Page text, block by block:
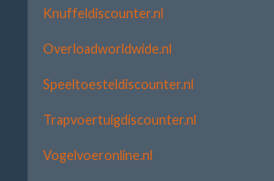
Knuffeldiscounter.nl
Overloadworldwide.nl
Speeltoesteldiscounter.nl
Trapvoertuigdiscounter.nl
Vogelvoeronline.nl